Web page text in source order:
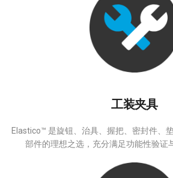
工装夹具
Elastico™ 是旋钮、治具、握把、密封件、
部件的理想之选，充分满足功能性验证